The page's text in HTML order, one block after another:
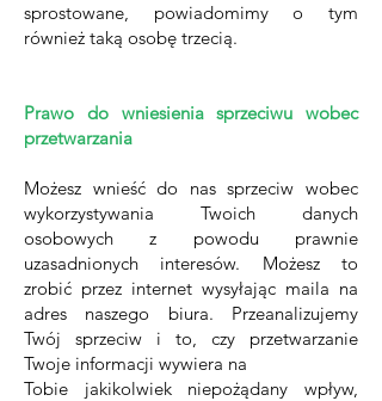
sprostowane, powiadomimy o tym
również taką osobę trzecią.
Prawo do wniesienia sprzeciwu wobec
przetwarzania
Możesz wnieść do nas sprzeciw wobec
wykorzystywania Twoich danych
osobowych z powodu prawnie
uzasadnionych interesów. Możesz to
zrobić przez internet wysyłając maila na
adres naszego biura. Przeanalizujemy
Twój sprzeciw i to, czy przetwarzanie
Twoje informacji wywiera na
Tobie jakikolwiek niepożądany wpływ,